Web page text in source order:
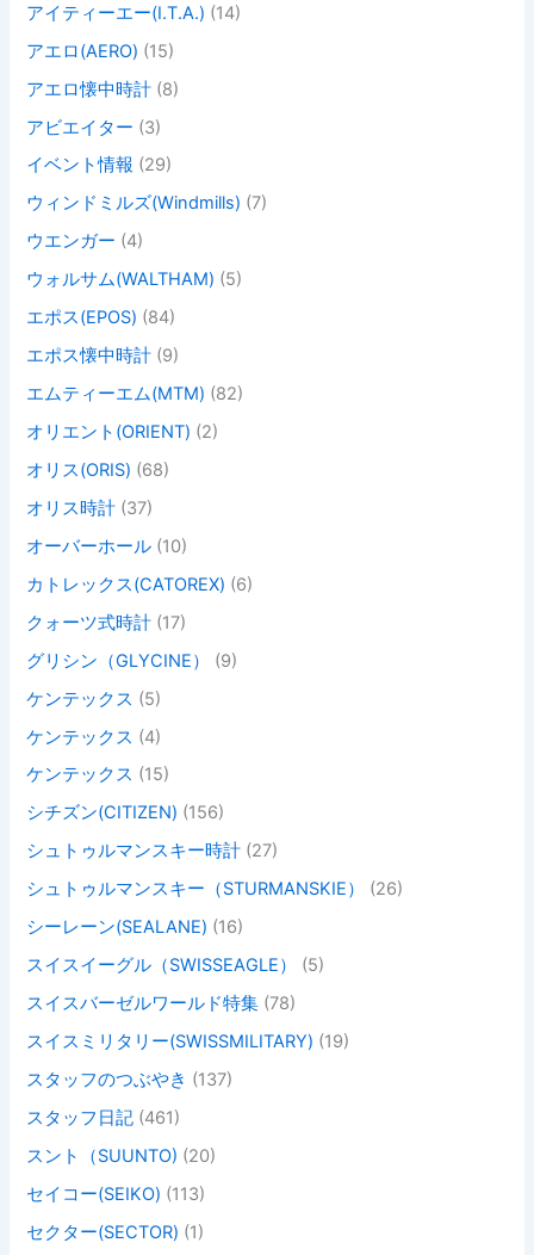
アイティーエー(I.T.A.) (14)
アエロ(AERO) (15)
アエロ懐中時計 (8)
アビエイター (3)
イベント情報 (29)
ウィンドミルズ(Windmills) (7)
ウエンガー (4)
ウォルサム(WALTHAM) (5)
エポス(EPOS) (84)
エポス懐中時計 (9)
エムティーエム(MTM) (82)
オリエント(ORIENT) (2)
オリス(ORIS) (68)
オリス時計 (37)
オーバーホール (10)
カトレックス(CATOREX) (6)
クォーツ式時計 (17)
グリシン（GLYCINE）
(9)
ケンテックス (5)
ケンテックス (4)
ケンテックス (15)
シチズン(CITIZEN) (156)
シュトゥルマンスキー時計 (27)
シュトゥルマンスキー（STURMANSKIE）
(26)
シーレーン(SEALANE) (16)
スイスイーグル（SWISSEAGLE）
(5)
スイスバーゼルワールド特集 (78)
スイスミリタリー(SWISSMILITARY) (19)
スタッフのつぶやき (137)
スタッフ日記 (461)
スント（SUUNTO) (20)
セイコー(SEIKO) (113)
セクター(SECTOR) (1)